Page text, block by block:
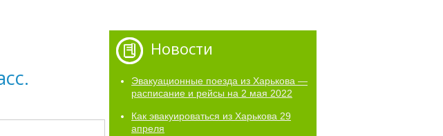
Новости
Эвакуационные поезда из Харькова —
расписание и рейсы на 2 мая 2022
Как эвакуироваться из Харькова 29
апреля